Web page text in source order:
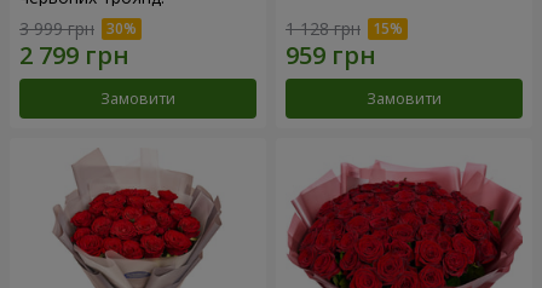
3 999 грн
Замовити
1 128 грн
Замовити